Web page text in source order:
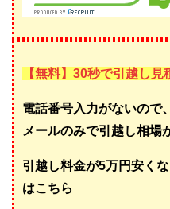
【無料】30秒で引越し見
電話番号入力がないので
メールのみで引越し相場
引越し料金が5万円安く
はこちら